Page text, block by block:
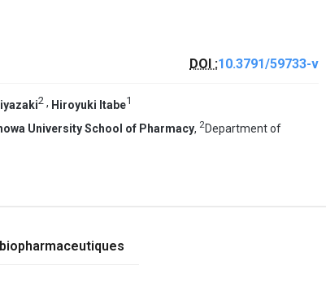
DOI :10.3791/59733-v
2 , Hiroyuki Itabe1
University School of Pharmacy, 2Department of